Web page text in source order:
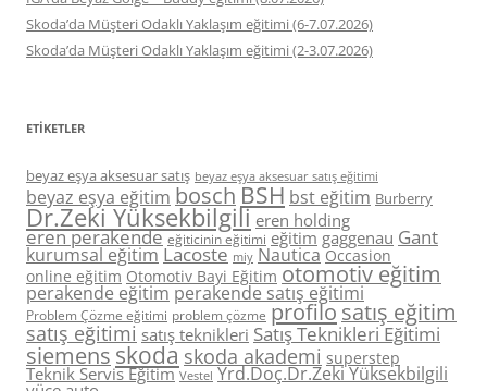
Skoda’da Müşteri Odaklı Yaklaşım eğitimi (6-7.07.2026)
Skoda’da Müşteri Odaklı Yaklaşım eğitimi (2-3.07.2026)
ETIKETLER
beyaz eşya aksesuar satış beyaz eşya aksesuar satış eğitimi
beyaz eşya eğitim boschBSH bst eğitim Burberry
Dr.Zeki Yüksekbilgili eren holding
eren perakende eğiticinin eğitimi eğitim gaggenau Gant
kurumsal eğitim Lacoste miy Nautica Occasion
online eğitim Otomotiv Bayi Eğitim otomotiv eğitim
perakende eğitim perakende satış eğitimi
Problem Çözme eğitimi problem çözme profilo satış eğitim
satış eğitimi satış teknikleri Satış Teknikleri Eğitimi
siemens skoda skoda akademi superstep
Teknik Servis Eğitim Vestel Yrd.Doç.Dr.Zeki Yüksekbilgili